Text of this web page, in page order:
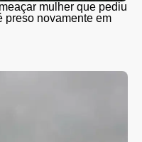
mulher que pediu
preso novamente em